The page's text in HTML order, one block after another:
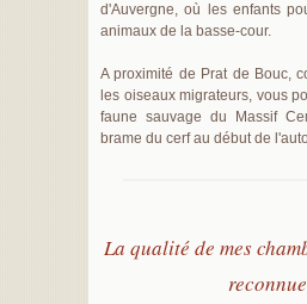
d'Auvergne, où les enfants
animaux de la basse-cour.
A proximité de Prat de Bouc,
les oiseaux migrateurs, vous
faune sauvage du Massif
brame du cerf au début de
La qualité de mes
reconnue